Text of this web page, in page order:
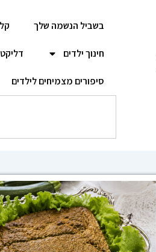
בשביל הנשמה שלך
חינוך ילדים
סיפורים מצמיחים לילדים